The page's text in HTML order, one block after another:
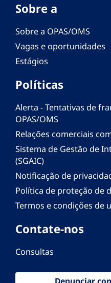
Sobre a
Sobre a OPAS/OMS
Vagas e oportunidades
Estágios
Políticas
Alerta - Tentativas de
OPAS/OMS
Relações comerciais
Sistema de Gestão de
(SGAIC)
Notificação de
Política de proteção de
Termos e condições de
Contate-nos
Consultas